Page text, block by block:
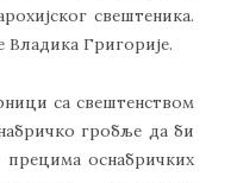
свештеника.
Владика Григорије.
са свештенством
гробље да би
оснабричких